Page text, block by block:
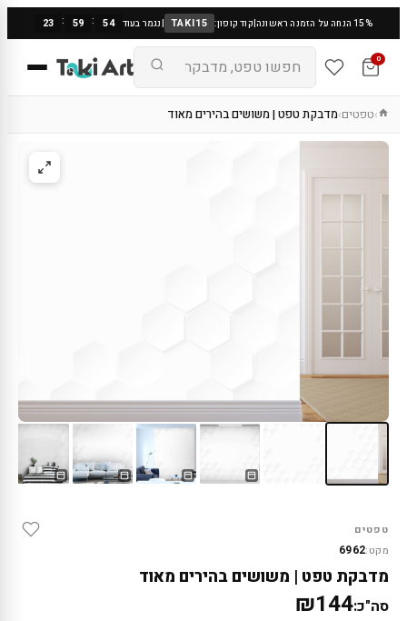
15% הנחה על הזמנה ראשונה |קוד קופון: TAKI15
|נגמר בעוד 23 : 59 : 53
0
›טפטים›מדבקת טפט | משושים בהירים מאוד
טפטים
מקט:6962
מדבקת טפט | משושים בהירים מאוד
סה"כ:₪144